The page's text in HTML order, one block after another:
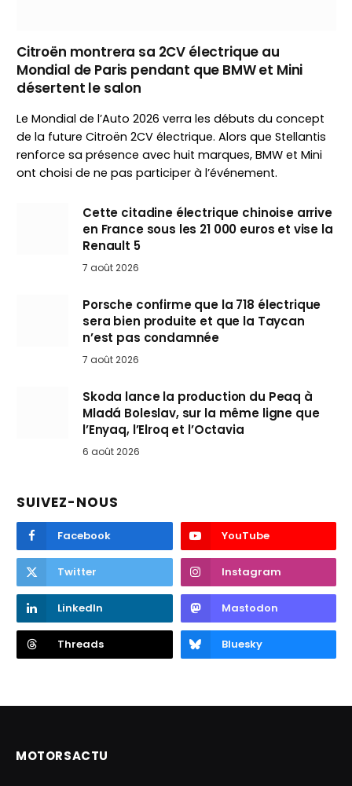
Citroën montrera sa 2CV électrique au
Mondial de Paris pendant que BMW et Mini
désertent le salon
Le Mondial de l’Auto 2026 verra les débuts du concept
de la future Citroën 2CV électrique. Alors que Stellantis
renforce sa présence avec huit marques, BMW et Mini
ont choisi de ne pas participer à l’événement.
Cette citadine électrique chinoise arrive
en France sous les 21 000 euros et vise la
Renault 5
7 août 2026
Porsche confirme que la 718 électrique
sera bien produite et que la Taycan
n’est pas condamnée
7 août 2026
Skoda lance la production du Peaq à
Mladá Boleslav, sur la même ligne que
l’Enyaq, l’Elroq et l’Octavia
6 août 2026
SUIVEZ-NOUS
Facebook YouTube
Twitter Instagram
LinkedIn Mastodon
Threads Bluesky
MOTORSACTU